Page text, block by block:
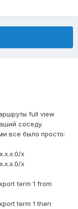
full view
соседу.
все было просто:
x
x
term 1 from
term 1 then